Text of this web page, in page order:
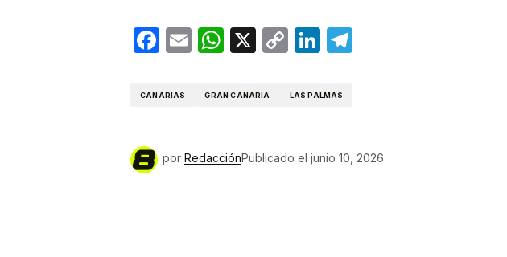
Facebook
EmailWhatsApp
X
CopyLinkedIn
CANARIAS GRAN CANARIA LAS PALMAS
por RedacciónPublicado el junio 10, 2026